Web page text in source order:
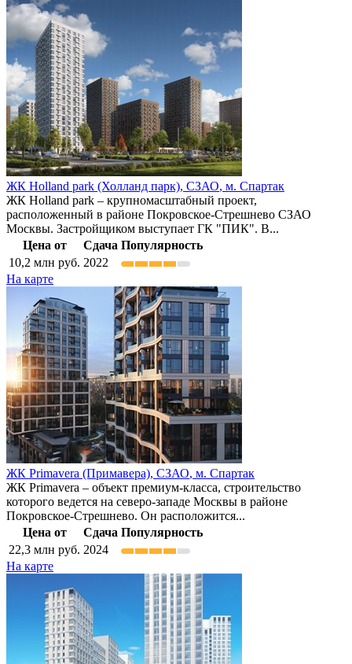
ЖК Holland park (Холланд парк), СЗАО, м. Спартак
ЖК Holland park – крупномасштабный проект,
расположенный в районе Покровское-Стрешнево СЗАО
Москвы. Застройщиком выступает ГК "ПИК". В...
Цена от
Сдача Популярность
10,2 млн руб. 2022
На карте
ЖК Primavera (Примавера), СЗАО, м. Спартак
ЖК Primavera – объект премиум-класса, строительство
которого ведется на северо-западе Москвы в районе
Покровское-Стрешнево. Он расположится...
Цена от
Сдача Популярность
22,3 млн руб. 2024
На карте